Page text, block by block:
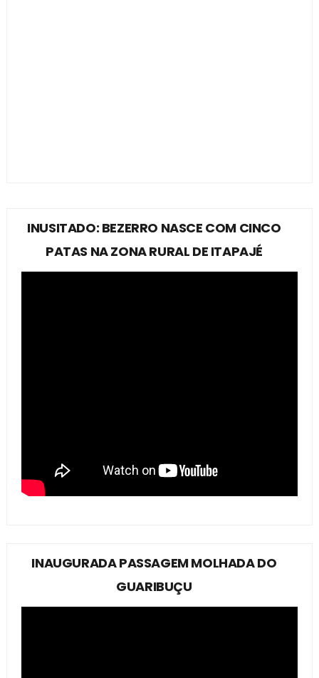
INUSITADO: BEZERRO NASCE COM CINCO
PATAS NA ZONA RURAL DE ITAPAJÉ
INAUGURADA PASSAGEM MOLHADA DO
GUARIBUÇU